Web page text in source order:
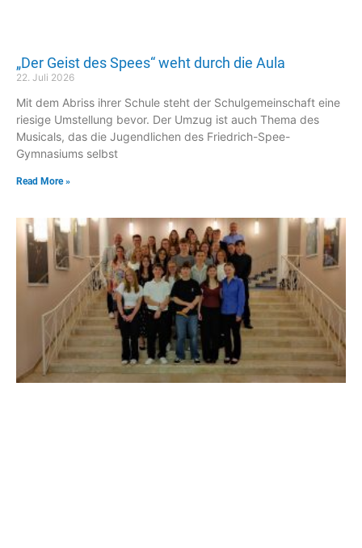
„Der Geist des Spees“ weht durch die Aula
22. Juli 2026
Mit dem Abriss ihrer Schule steht der Schulgemeinschaft eine
riesige Umstellung bevor. Der Umzug ist auch Thema des
Musicals, das die Jugendlichen des Friedrich-Spee-
Gymnasiums selbst
Read More »